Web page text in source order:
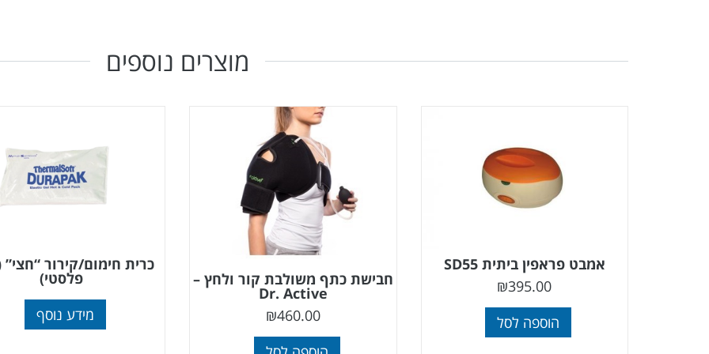
מוצרים נוספים
אמבט פראפין ביתית SD55
₪395.00
הוספה לסל
חבישת כתף משולבת קור ולחץ –
Dr. Active
₪460.00
כרית חימום/קירור “חצי”
פלסטי)
מידע נוסף